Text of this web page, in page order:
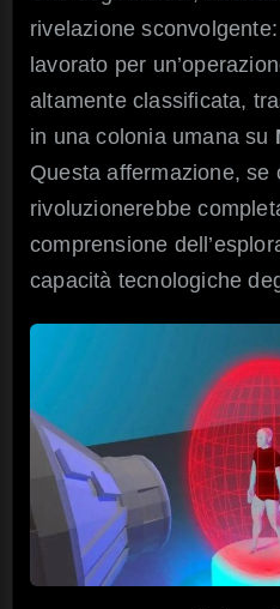
rivelazione
lavorato per
altamente classificata,
in una colonia umana su
Questa affermazione, se
rivoluzionerebbe
comprensione
capacità tecnologiche